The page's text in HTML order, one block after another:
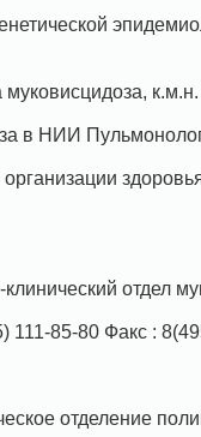
к.м.н.
в НИИ
отдел
111-85-80 Факс :
отделение